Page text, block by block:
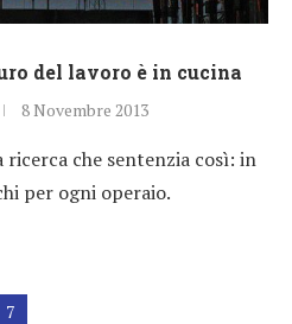
del lavoro è in cucina
8 Novembre 2013
ricerca che sentenzia così: in
per ogni operaio.
7